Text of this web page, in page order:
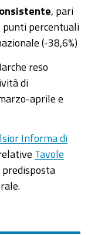
, pari
punti percentuali
(-38,6%)
reso
di
aprile e
Informa di
Tavole
predisposta